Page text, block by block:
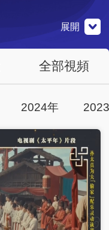
展開
全部視頻
2024年